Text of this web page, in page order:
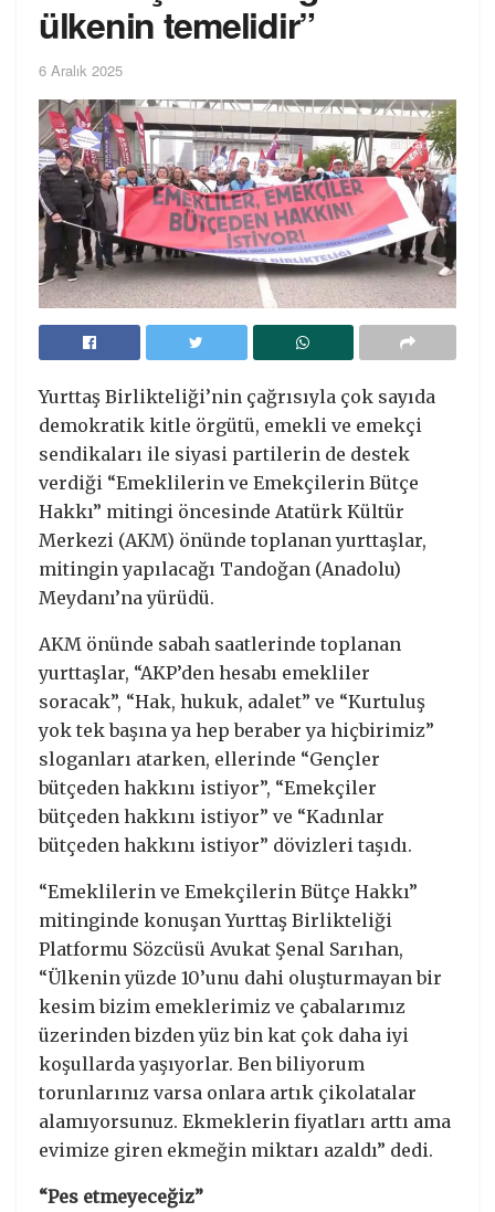
ülkenin temelidir”
6 Aralık 2025
Yurttaş Birlikteliği’nin çağrısıyla çok sayıda
demokratik kitle örgütü, emekli ve emekçi
sendikaları ile siyasi partilerin de destek
verdiği “Emeklilerin ve Emekçilerin Bütçe
Hakkı” mitingi öncesinde Atatürk Kültür
Merkezi (AKM) önünde toplanan yurttaşlar,
mitingin yapılacağı Tandoğan (Anadolu)
Meydanı’na yürüdü.
AKM önünde sabah saatlerinde toplanan
yurttaşlar, “AKP’den hesabı emekliler
soracak”, “Hak, hukuk, adalet” ve “Kurtuluş
yok tek başına ya hep beraber ya hiçbirimiz”
sloganları atarken, ellerinde “Gençler
bütçeden hakkını istiyor”, “Emekçiler
bütçeden hakkını istiyor” ve “Kadınlar
bütçeden hakkını istiyor” dövizleri taşıdı.
“Emeklilerin ve Emekçilerin Bütçe Hakkı”
mitinginde konuşan Yurttaş Birlikteliği
Platformu Sözcüsü Avukat Şenal Sarıhan,
“Ülkenin yüzde 10’unu dahi oluşturmayan bir
kesim bizim emeklerimiz ve çabalarımız
üzerinden bizden yüz bin kat çok daha iyi
koşullarda yaşıyorlar. Ben biliyorum
torunlarınız varsa onlara artık çikolatalar
alamıyorsunuz. Ekmeklerin fiyatları arttı ama
evimize giren ekmeğin miktarı azaldı” dedi.
“Pes etmeyeceğiz”